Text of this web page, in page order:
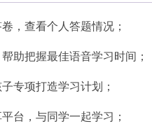
，查看个人答题情况；
助把握最佳语音学习时间；
专项打造学习计划；
台，与同学一起学习；